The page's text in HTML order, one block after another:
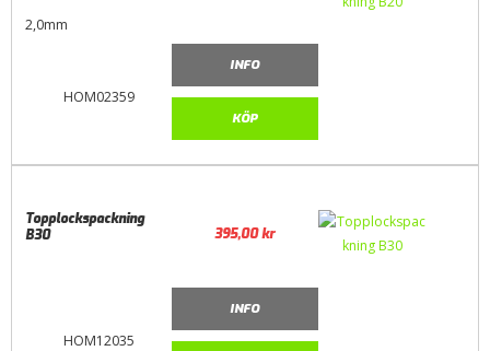
HOM02359
2,0mm
INFO
KÖP
HOM12035
Topplockspackning
B30
395,00kr
INFO